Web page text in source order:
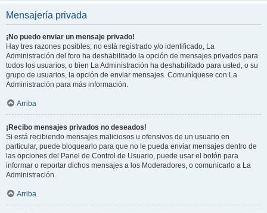
Mensajería privada
¡No puedo enviar un mensaje privado!
Hay tres razones posibles; no está registrado y/o identificado, La
Administración del foro ha deshabilitado la opción de mensajes privados para
todos los usuarios, o bien La Administración ha deshabilitado para usted, o su
grupo de usuarios, la opción de enviar mensajes. Comuníquese con La
Administración para más información.
Arriba
¡Recibo mensajes privados no deseados!
Si está recibiendo mensajes maliciosos u ofensivos de un usuario en
particular, puede bloquearlo para que no le pueda enviar mensajes dentro de
las opciones del Panel de Control de Usuario, puede usar el botón para
informar o reportar dichos mensajes a los Moderadores, o comunicarlo a La
Administración.
Arriba